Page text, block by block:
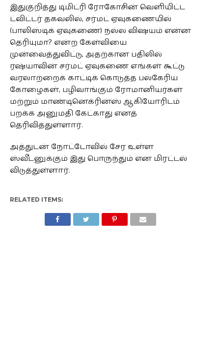
இதுகுறித்து டிமிட்ரி ரோகோசின் வெளியிட்ட
ட்விட்டர் தகவலில், சர்மட் ஏவுகணையில்
(பாலிஸ்டிக் ஏவுகணை) நல்ல விஷயம் என்ன
தெரியுமா? என்ற கேள்வியை
முன்வைத்துவிட்டு, அதற்கான பதிலில்
ரஷ்யாவின் சர்மட் ஏவுகணை எங்கள் கூட்டு
வரலாற்றைக் காட்டிக் கொடுத்த பல்கேரிய
கோழைகள், பழிவாங்கும் ரோமானியர்கள்
மற்றும் மாண்டினெக்ரின்ஸ் ஆகியோரிடம்
பறக்க அனுமதி கேட்காது எனத்
தெரிவித்துள்ளார்.
அத்துடன் நோட்டோவில் சேர உள்ள
ஸ்வீடனுக்கும் இது பொருந்தும் என மிரட்டல்
விடுத்துள்ளார்.
RELATED ITEMS: